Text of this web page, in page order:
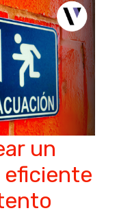
un
eficiente